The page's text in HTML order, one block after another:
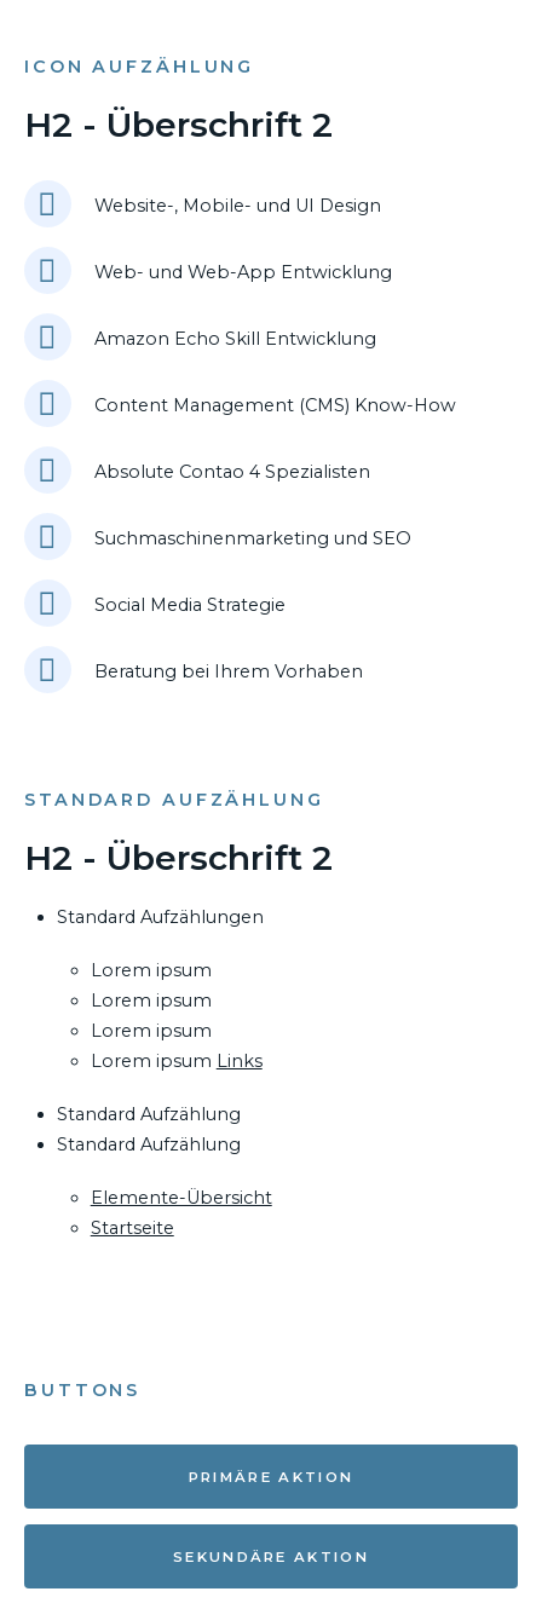
ICON AUFZÄHLUNG
H2 - Überschrift 2
Website-, Mobile- und UI Design
Web- und Web-App Entwicklung
Amazon Echo Skill Entwicklung
Content Management (CMS) Know-How
Absolute Contao 4 Spezialisten
Suchmaschinenmarketing und SEO
Social Media Strategie
Beratung bei Ihrem Vorhaben
STANDARD AUFZÄHLUNG
H2 - Überschrift 2
Standard Aufzählungen
Lorem ipsum
Lorem ipsum
Lorem ipsum
Lorem ipsum Links
Standard Aufzählung
Standard Aufzählung
Elemente-Übersicht
Startseite
BUTTONS
PRIMÄRE AKTION
SEKUNDÄRE AKTION